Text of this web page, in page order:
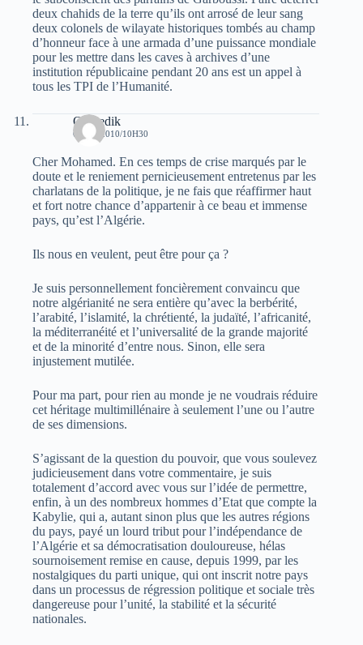
deux chahids de la terre qu’ils ont arrosé de leur sang
deux colonels de wilayate historiques tombés au champ
d’honneur face à une armada d’une puissance mondiale
pour les mettre dans les caves à archives d’une
institution républicaine pendant 20 ans est un appel à
tous les TPI de l’Humanité.
Oussedik
6 MAI 2010/10H30
Cher Mohamed. En ces temps de crise marqués par le
doute et le reniement pernicieusement entretenus par les
charlatans de la politique, je ne fais que réaffirmer haut
et fort notre chance d’appartenir à ce beau et immense
pays, qu’est l’Algérie.
Ils nous en veulent, peut être pour ça ?
Je suis personnellement foncièrement convaincu que
notre algérianité ne sera entière qu’avec la berbérité,
l’arabité, l’islamité, la chrétienté, la judaïté, l’africanité,
la méditerranéité et l’universalité de la grande majorité
et de la minorité d’entre nous. Sinon, elle sera
injustement mutilée.
Pour ma part, pour rien au monde je ne voudrais réduire
cet héritage multimillénaire à seulement l’une ou l’autre
de ses dimensions.
S’agissant de la question du pouvoir, que vous soulevez
judicieusement dans votre commentaire, je suis
totalement d’accord avec vous sur l’idée de permettre,
enfin, à un des nombreux hommes d’Etat que compte la
Kabylie, qui a, autant sinon plus que les autres régions
du pays, payé un lourd tribut pour l’indépendance de
l’Algérie et sa démocratisation douloureuse, hélas
sournoisement remise en cause, depuis 1999, par les
nostalgiques du parti unique, qui ont inscrit notre pays
dans un processus de régression politique et sociale très
dangereuse pour l’unité, la stabilité et la sécurité
nationales.